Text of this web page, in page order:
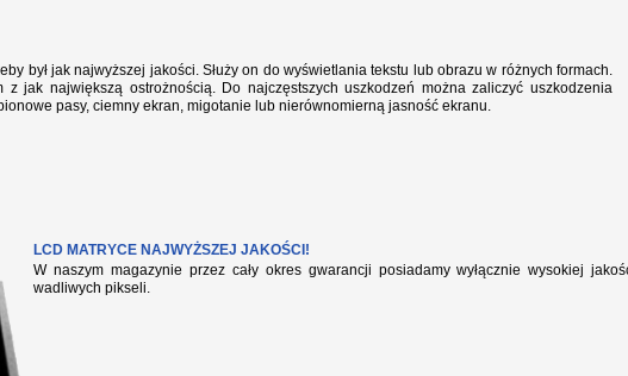
był jak najwyższej jakości. Służy on do wyświetlania tekstu lub obrazu w różnych formach.
jak największą ostrożnością. Do najczęstszych uszkodzeń można zaliczyć uszkodzenia
pasy, ciemny ekran, migotanie lub nierównomierną jasność ekranu.
LCD MATRYCE NAJWYŻSZEJ JAKOŚCI!
W naszym magazynie przez cały okres gwarancji posiadamy wyłącznie wysokiej
wadliwych pikseli.